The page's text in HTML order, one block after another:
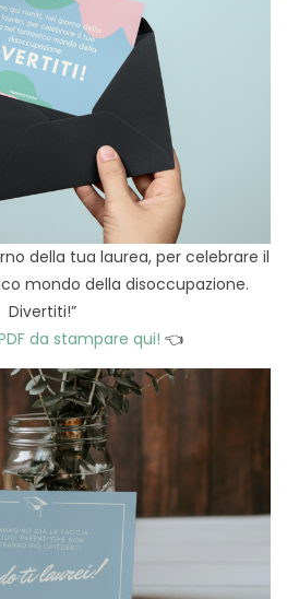
della tua laurea, per celebrare il
mondo della disoccupazione.
Divertiti!”
da stampare qui! 👈